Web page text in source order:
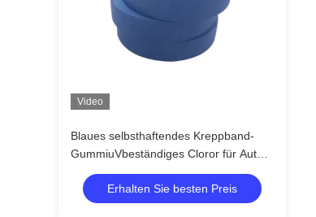
Video
Blaues selbsthaftendes Kreppband-
GummiuVbeständiges Cloror für Auto-
Malerei
Erhalten Sie besten Preis